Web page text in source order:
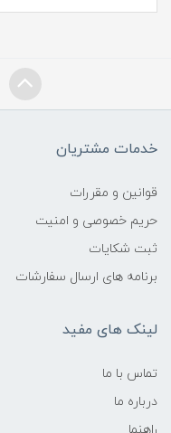
خدمات مشتریان
قوانین و مقررات
حریم خصوصی و امنیت
ثبت شکایات
برنامه های ارسال سفارشات
لینک های مفید
تماس با ما
درباره ما